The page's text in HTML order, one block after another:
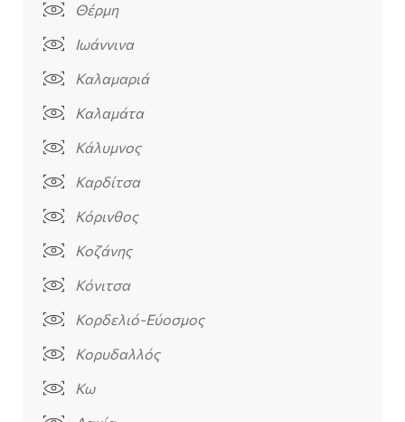
Θέρμη
Ιωάννινα
Καλαμαριά
Καλαμάτα
Κάλυμνος
Καρδίτσα
Κόρινθος
Κοζάνης
Κόνιτσα
Κορδελιό-Εύοσμος
Κορυδαλλός
Κω